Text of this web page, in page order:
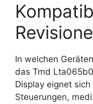
In welchen
das Tmd
Display eignet
Steuerungen,